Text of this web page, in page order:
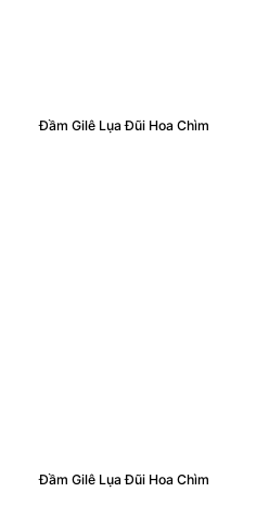
Đầm Gilê Lụa Đũi Hoa Chìm
Đầm Gilê Lụa Đũi Hoa Chìm